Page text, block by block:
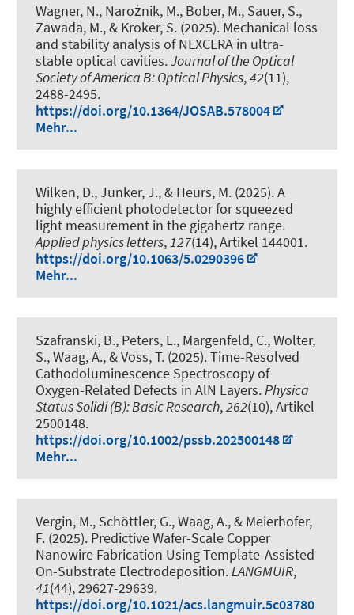
Wagner, N., Narożnik, M., Bober, M., Sauer, S.,
Zawada, M., & Kroker, S. (2025). Mechanical loss
and stability analysis of NEXCERA in ultra-
stable optical cavities.Journal of the Optical
Society of America B: Optical Physics,42(11),
2488-2495.
https://doi.org/10.1364/JOSAB.578004
Mehr...
Wilken, D., Junker, J., & Heurs, M. (2025).A
highly efficient photodetector for squeezed
light measurement in the gigahertz range.
Applied physics letters,127(14), Artikel 144001.
https://doi.org/10.1063/5.0290396
Mehr...
Szafranski, B., Peters, L., Margenfeld, C., Wolter,
S., Waag, A., & Voss, T. (2025).Time-Resolved
Cathodoluminescence Spectroscopy of
Oxygen-Related Defects in AlN Layers.Physica
Status Solidi (B): Basic Research,262(10), Artikel
2500148.
https://doi.org/10.1002/pssb.202500148
Mehr...
Vergin, M., Schöttler, G., Waag, A., & Meierhofer,
F. (2025). Predictive Wafer-Scale Copper
Nanowire Fabrication Using Template-Assisted
On-Substrate Electrodeposition.LANGMUIR,
41(44), 29627-29639.
https://doi.org/10.1021/acs.langmuir.5c03780